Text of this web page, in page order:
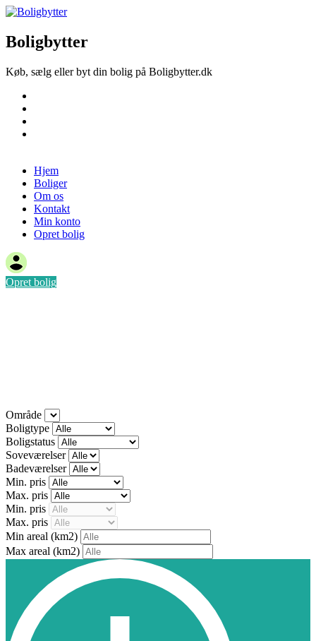
Boligbytter
Køb, sælg eller byt din bolig på Boligbytter.dk
Hjem
Boliger
Om os
Kontakt
Min konto
Opret bolig
Opret bolig
Område
Boligtype
Boligstatus
Soveværelser
Badeværelser
Min. pris
Max. pris
Min. pris
Max. pris
Min areal (km2)
Max areal (km2)